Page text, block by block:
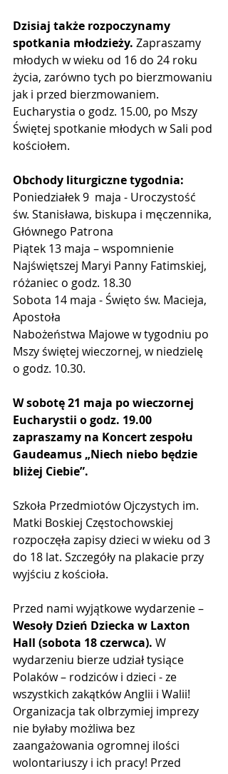
Dzisiaj także rozpoczynamy
spotkania młodzieży. Zapraszamy
młodych w wieku od 16 do 24 roku
życia, zarówno tych po bierzmowaniu
jak i przed bierzmowaniem.
Eucharystia o godz. 15.00, po Mszy
Świętej spotkanie młodych w Sali pod
kościołem.
Obchody liturgiczne tygodnia:
Poniedziałek 9  maja - Uroczystość
św. Stanisława, biskupa i męczennika,
Głównego Patrona
Piątek 13 maja – wspomnienie
Najświętszej Maryi Panny Fatimskiej,
różaniec o godz. 18.30
Sobota 14 maja - Święto św. Macieja,
Apostoła
Nabożeństwa Majowe w tygodniu po
Mszy świętej wieczornej, w niedzielę
o godz. 10.30.
W sobotę 21 maja po wieczornej
Eucharystii o godz. 19.00
zapraszamy na Koncert zespołu
Gaudeamus „Niech niebo będzie
bliżej Ciebie”.
Szkoła Przedmiotów Ojczystych im.
Matki Boskiej Częstochowskiej
rozpoczęła zapisy dzieci w wieku od 3
do 18 lat. Szczegóły na plakacie przy
wyjściu z kościoła.
Przed nami wyjątkowe wydarzenie –
Wesoły Dzień Dziecka w Laxton
Hall (sobota 18 czerwca). W
wydarzeniu bierze udział tysiące
Polaków – rodziców i dzieci - ze
wszystkich zakątków Anglii i Walii!
Organizacja tak olbrzymiej imprezy
nie byłaby możliwa bez
zaangażowania ogromnej ilości
wolontariuszy i ich pracy! Przed